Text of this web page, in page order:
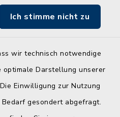
Ich stimme nicht zu
wir technisch notwendige
optimale Darstellung unserer
Einwilligung zur Nutzung
gesondert abgefragt.